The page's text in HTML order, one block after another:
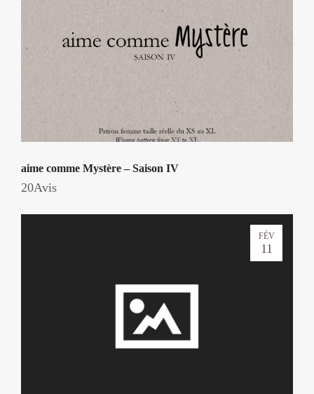
aime comme Mystère – Saison IV
20Avis
FÉV
11